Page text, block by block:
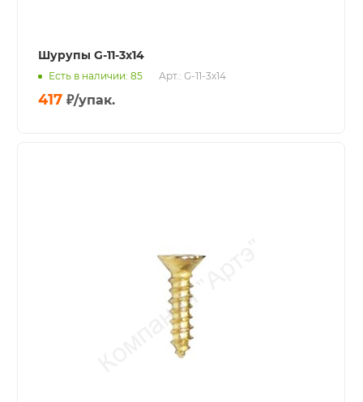
Шурупы G-11-3x14
Есть в наличии: 85 Арт.: G-11-3x14
417 ₽/упак.